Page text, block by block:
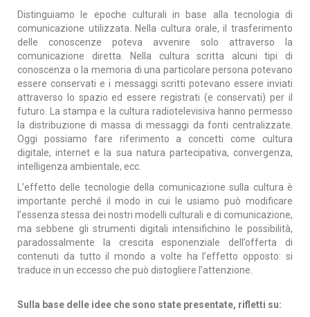
Distinguiamo le epoche culturali in base alla tecnologia di
comunicazione utilizzata. Nella cultura orale, il trasferimento
delle conoscenze poteva avvenire solo attraverso la
comunicazione diretta. Nella cultura scritta alcuni tipi di
conoscenza o la memoria di una particolare persona potevano
essere conservati e i messaggi scritti potevano essere inviati
attraverso lo spazio ed essere registrati (e conservati) per il
futuro. La stampa e la cultura radiotelevisiva hanno permesso
la distribuzione di massa di messaggi da fonti centralizzate.
Oggi possiamo fare riferimento a concetti come cultura
digitale, internet e la sua natura partecipativa, convergenza,
intelligenza ambientale, ecc.
L’effetto delle tecnologie della comunicazione sulla cultura è
importante perché il modo in cui le usiamo può modificare
l’essenza stessa dei nostri modelli culturali e di comunicazione,
ma sebbene gli strumenti digitali intensifichino le possibilità,
paradossalmente la crescita esponenziale dell’offerta di
contenuti da tutto il mondo a volte ha l’effetto opposto: si
traduce in un eccesso che può distogliere l’attenzione.
Sulla base delle idee che sono state presentate, rifletti su: